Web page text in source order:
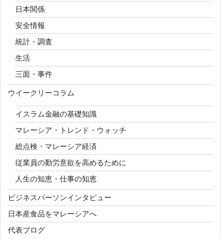
日本関係
安全情報
統計・調査
生活
三面・事件
ウイークリーコラム
イスラム金融の基礎知識
マレーシア・トレンド・ウォッチ
総点検・マレーシア経済
従業員の勤労意欲を高めるために
人生の知恵・仕事の知恵
ビジネスパーソンインタビュー
日本産食品をマレーシアへ
代表ブログ